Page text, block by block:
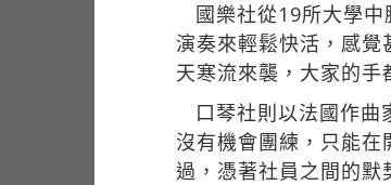
國樂社從19所大學
演奏來輕鬆快活，感
天寒流來襲，大家的
口琴社則以法國作
沒有機會團練，只能
過，憑著社員之間的默